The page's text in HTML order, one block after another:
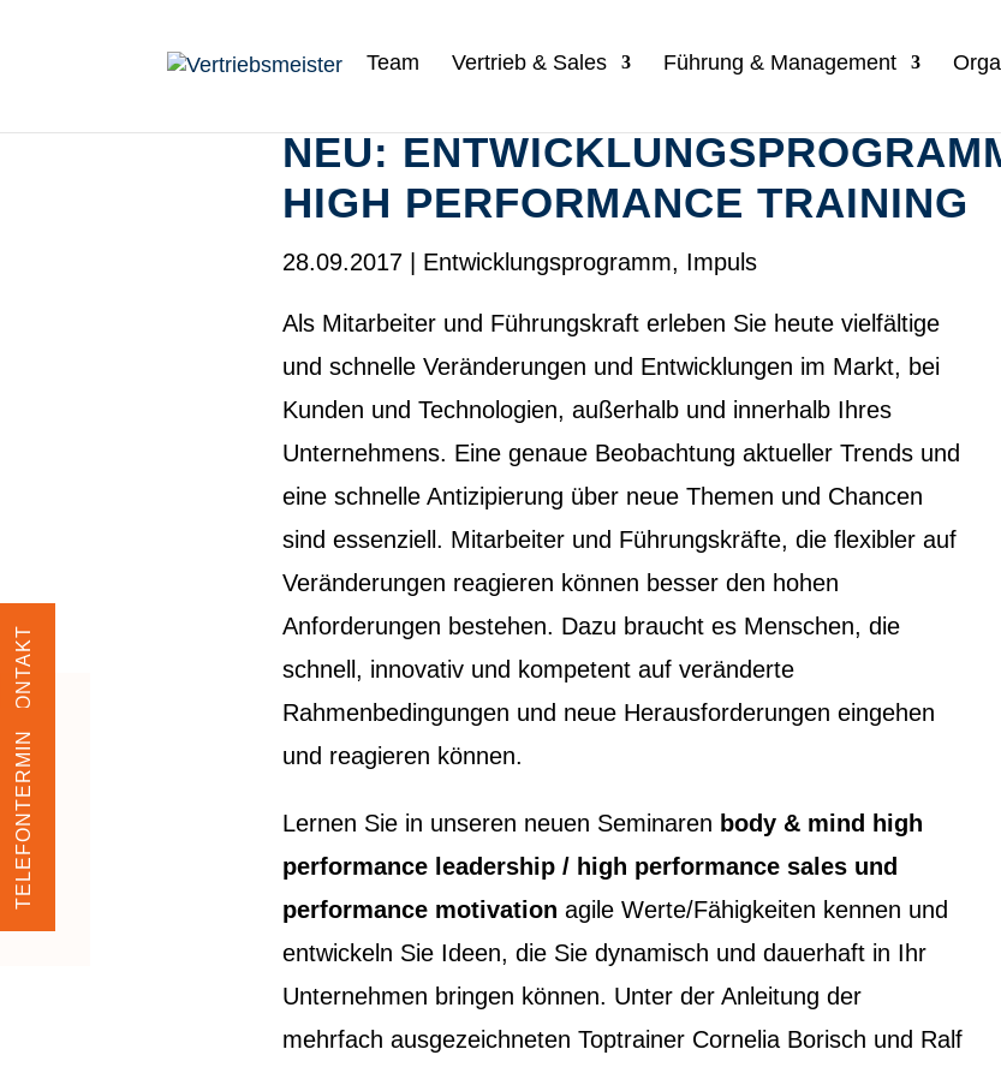
Team Vertrieb & Sales Führung & Management
NEU:
HIGH PERFORMANCE TRAINING
28.09.2017 Entwicklungsprogramm, Impuls
Als Mitarbeiter und Führungskraft erleben Sie heute vielfältige
und schnelle Veränderungen und Entwicklungen im Markt, bei
Kunden und Technologien, außerhalb und innerhalb Ihres
Unternehmens. Eine genaue Beobachtung aktueller Trends und
eine schnelle Antizipierung über neue Themen und Chancen
sind essenziell. Mitarbeiter und Führungskräfte, die flexibler auf
Veränderungen reagieren können besser den hohen
Anforderungen bestehen. Dazu braucht es Menschen, die
schnell, innovativ und kompetent auf veränderte
Rahmenbedingungen und neue Herausforderungen eingehen
und reagieren können.
Lernen Sie in unseren neuen Seminaren body & mind high
performance leadership / high performance sales und
performance motivation agile Werte/Fähigkeiten kennen und
entwickeln Sie Ideen, die Sie dynamisch und dauerhaft in Ihr
Unternehmen bringen können. Unter der Anleitung der
mehrfach ausgezeichneten Toptrainer Cornelia Borisch und Ralf
KONTAKT
TELEFONTERMIN